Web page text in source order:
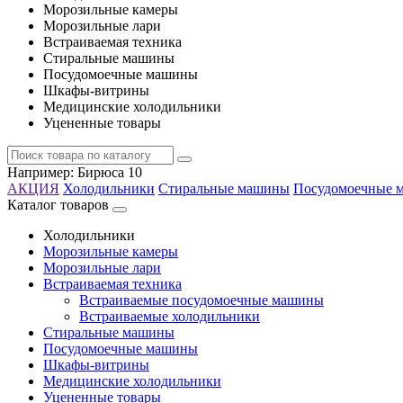
Морозильные камеры
Морозильные лари
Встраиваемая техника
Стиральные машины
Посудомоечные машины
Шкафы-витрины
Медицинские холодильники
Уцененные товары
Например: Бирюса 10
АКЦИЯ Холодильники Стиральные машины Посудомоечные
Каталог товаров
Холодильники
Морозильные камеры
Морозильные лари
Встраиваемая техника
Встраиваемые посудомоечные машины
Встраиваемые холодильники
Стиральные машины
Посудомоечные машины
Шкафы-витрины
Медицинские холодильники
Уцененные товары